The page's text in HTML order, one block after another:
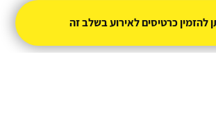
להזמין כרטיסים לאירוע בשלב זה